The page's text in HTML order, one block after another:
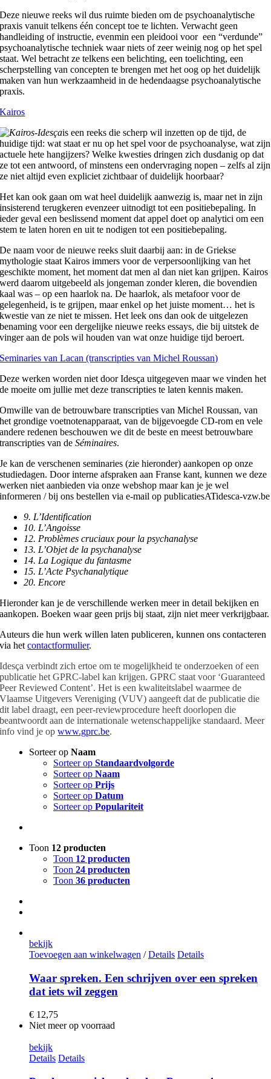
Deze nieuwe reeks wil dus ruimte bieden om de psychoanalytische
praxis vanuit telkens één concept toe te lichten. Verwacht geen
handleiding of instructie, evenmin een pleidooi voor een “verdunde”
psychoanalytische techniek waar niets of zeer weinig nog op het spel
staat. Wel betracht ze telkens een belichting, een toelichting, een
scherpstelling van concepten te brengen met het oog op het duidelijk
maken van hun werkzaamheid in de hedendaagse psychoanalytische
praxis.
Kairos
is een reeks die scherp wil inzetten op de tijd, de
huidige tijd: wat staat er nu op het spel voor de psychoanalyse, wat zijn
actuele hete hangijzers? Welke kwesties dringen zich dusdanig op dat
ze tot een antwoord, of minstens een ondervraging nopen – zelfs al zijn
ze niet altijd even expliciet zichtbaar of duidelijk hoorbaar?
Het kan ook gaan om wat heel duidelijk aanwezig is, maar net in zijn
insisterend terugkeren evenzeer uitnodigt tot een positiebepaling. In
ieder geval een beslissend moment dat appel doet op analytici om een
stem te laten horen en uit te nodigen tot een positiebepaling.
De naam voor de nieuwe reeks sluit daarbij aan: in de Griekse
mythologie staat Kairos immers voor de verpersoonlijking van het
geschikte moment, het moment dat men al dan niet kan grijpen. Kairos
werd daarom uitgebeeld als jongeman zonder kleren, die bovendien
kaal was – op een haarlok na. De haarlok, als metafoor voor de
gelegenheid, is te grijpen, maar enkel op het juiste moment… het is
kwestie van ze niet te missen. Het leek ons dan ook de uitgelezen
benaming voor een dergelijke nieuwe reeks essays, die bij uitstek de
vinger aan de pols wil houden van wat onze huidige tijd beroert.
Seminaries van Lacan (transcripties van Michel Roussan)
Deze werken worden niet door Idesça uitgegeven maar we vinden het
de moeite om jullie met deze transcripties te laten kennis maken.
Omwille van de betrouwbare transcripties van Michel Roussan, van
het grondige voetnotenapparaat, van de bijgevoegde CD-rom en vele
andere redenen beschouwen we dit de beste en meest betrouwbare
transcripties van deSéminaires.
Je kan de verschenen seminaries (zie hieronder) aankopen op onze
studiedagen. Door interne afspraken aan Franse kant, kunnen we deze
werken niet aanbieden via onze webshop maar kan je je wel
informeren / bij ons bestellen via e-mail op publicatiesATidesca-vzw.be
9. L’Identification
10. L’Angoisse
12. Problèmes cruciaux pour la psychanalyse
13. L’Objet de la psychanalyse
14. La Logique du fantasme
15. L’Acte Psychanalytique
20. Encore
Hieronder kan je de verschillende werken meer in detail bekijken en
aankopen. Boeken waar geen prijs bij staat, zijn niet meer verkrijgbaar.
Auteurs die hun werk willen laten publiceren, kunnen ons contacteren
via hetcontactformulier.
Idesça verbindt zich ertoe om te mogelijkheid te onderzoeken of een
publicatie het GPRC-label kan krijgen. GPRC staat voor ‘Guaranteed
Peer Reviewed Content’. Het is een kwaliteitslabel waarmee de
Vlaamse Uitgevers Vereniging (VUV) aangeeft dat de publicatie die
dit label draagt, een peer-reviewprocedure heeft doorlopen die
beantwoordt aan de internationale wetenschappelijke standaard. Meer
info vind je opwww.gprc.be.
Sorteer op Naam
Sorteer op Standaardvolgorde
Sorteer op Naam
Sorteer op Prijs
Sorteer op Datum
Sorteer op Populariteit
Toon 12 producten
Toon 12 producten
Toon 24 producten
Toon 36 producten
bekijk
Toevoegen aan winkelwagen / Details Details
Waar spreken. Een schrijven over een spreken
dat iets wil zeggen
€ 12,75
Niet meer op voorraad
bekijk
Details Details